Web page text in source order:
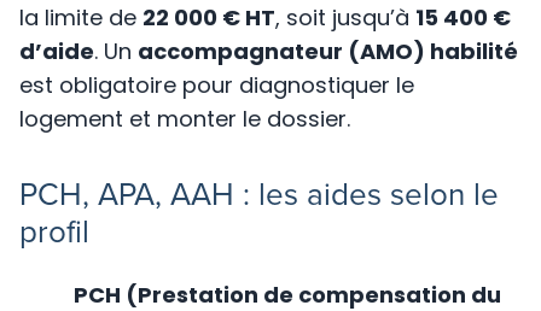
la limite de 22 000 € HT, soit jusqu’à 15 400 €
d’aide. Un accompagnateur (AMO) habilité
est obligatoire pour diagnostiquer le
logement et monter le dossier.
PCH, APA, AAH : les aides selon le
profil
PCH (Prestation de compensation du